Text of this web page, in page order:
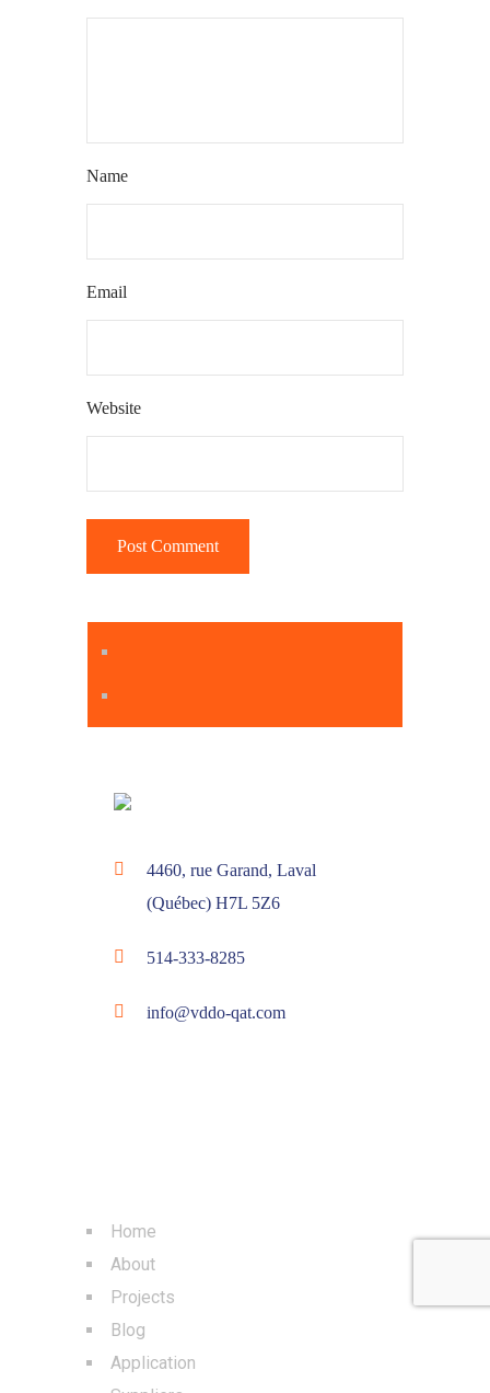
Name
Email
Website
4460, rue Garand, Laval
(Québec) H7L 5Z6
514-333-8285
info@vddo-qat.com
Home
About
Projects
Blog
Application